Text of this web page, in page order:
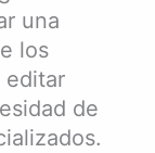
una
los
editar
de